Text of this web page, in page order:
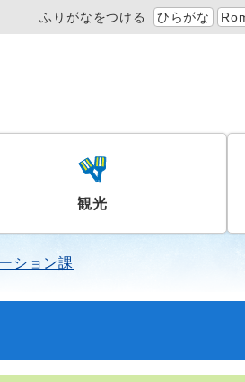
ふりがなをつける ひらがな
観光
ション課